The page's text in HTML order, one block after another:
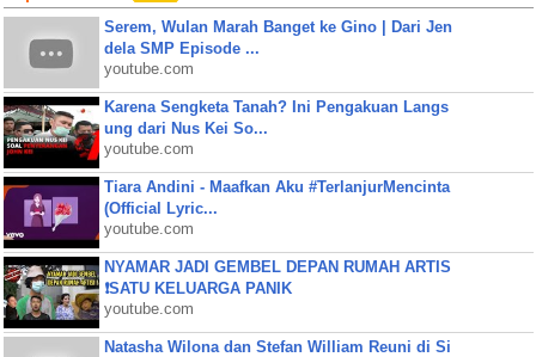
Serem, Wulan Marah Banget ke Gino | Dari Jen
dela SMP Episode ...
youtube.com
Karena Sengketa Tanah? Ini Pengakuan Langs
ung dari Nus Kei So...
youtube.com
Tiara Andini - Maafkan Aku #TerlanjurMencinta
(Official Lyric...
youtube.com
NYAMAR JADI GEMBEL DEPAN RUMAH ARTIS
❗SATU KELUARGA PANIK
youtube.com
Natasha Wilona dan Stefan William Reuni di Si